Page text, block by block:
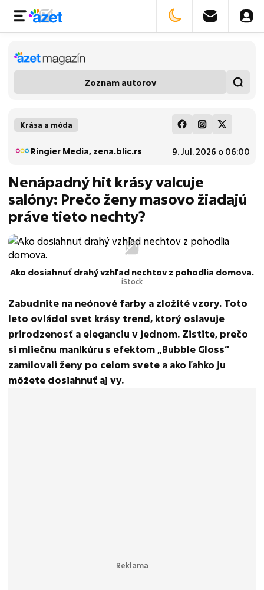
Zoznam autorov
Krása a móda
9. Jul. 2026 o 06:00
Ringier Media, zena.blic.rs
Nenápadný hit krásy valcuje
salóny: Prečo ženy masovo žiadajú
práve tieto nechty?
Ako dosiahnuť drahý vzhľad nechtov z pohodlia domova.
iStock
Zabudnite na neónové farby a zložité vzory. Toto
leto ovládol svet krásy trend, ktorý oslavuje
prirodzenosť a eleganciu v jednom. Zistite, prečo
si mliečnu manikúru s efektom „Bubble Gloss“
zamilovali ženy po celom svete a ako ľahko ju
môžete dosiahnuť aj vy.